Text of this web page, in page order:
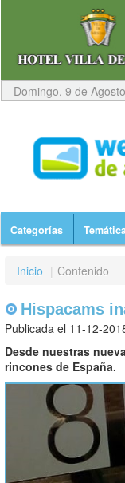
Domingo, 9 de
Categorías
Inicio | Contenido
Hispacams
Publicada el 11-12-
Desde nuestras
rincones de España.